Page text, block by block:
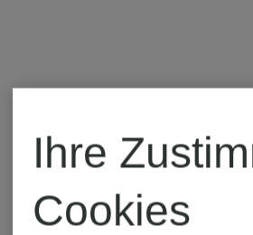
Weitere
Ihre
Cookies